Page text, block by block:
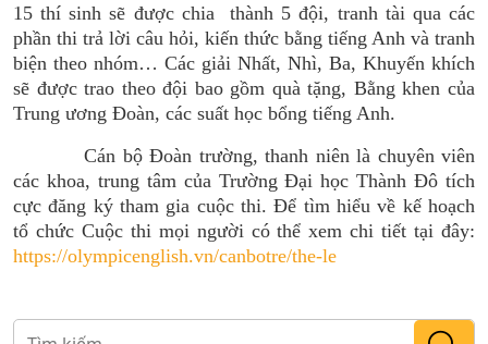
15 thí sinh sẽ được chia thành 5 đội, tranh tài qua các
phần thi trả lời câu hỏi, kiến thức bằng tiếng Anh và tranh
biện theo nhóm… Các giải Nhất, Nhì, Ba, Khuyến khích
sẽ được trao theo đội bao gồm quà tặng, Bằng khen của
Trung ương Đoàn, các suất học bổng tiếng Anh.
Cán bộ Đoàn trường, thanh niên là chuyên viên
các khoa, trung tâm của Trường Đại học Thành Đô tích
cực đăng ký tham gia cuộc thi. Để tìm hiểu về kế hoạch
tổ chức Cuộc thi mọi người có thể xem chi tiết tại đây:
https://olympicenglish.vn/canbotre/the-le